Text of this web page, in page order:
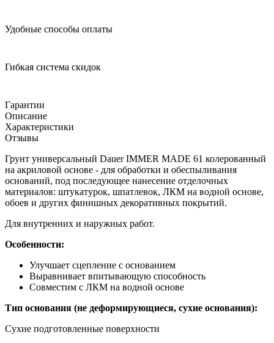
Удобные способы оплаты
Гибкая система скидок
Гарантии
Описание
Характеристики
Отзывы
Грунт универсальный Dauer IMMER MADE 61 колерованный
на акриловой основе - для обработки и обеспыливания
оснований, под последующее нанесение отделочных
материалов: штукатурок, шпатлевок, ЛКМ на водной основе,
обоев и других финишных декоративных покрытий.
Для внутренних и наружных работ.
Особенности:
Улучшает сцепление с основанием
Выравнивает впитывающую способность
Совместим с ЛКМ на водной основе
Тип основания (не деформирующиеся, сухие основания):
Сухие подготовленные поверхности